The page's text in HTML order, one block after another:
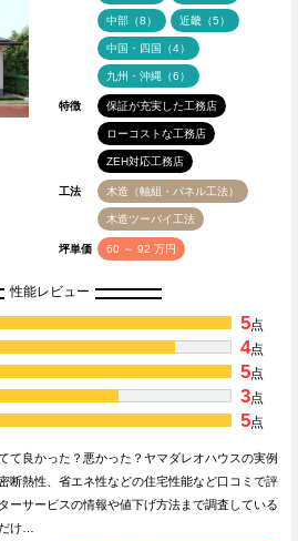
中部（8） 近畿（5）
中国・四国（4）
九州・沖縄（6）
特徴 保証が充実した工務店
ローコストな工務店
ZEH対応工務店
工法 木造（軸組・パネル工法）
木造ツーバイ工法
坪単価 60 ～ 92 万円
性能レビュー
5点
4点
5点
3点
5点
て良かった？悪かった？ヤマダレオハウスの実例
断熱性、省エネ性などの住宅性能など口コミで評
ーサービスの情報や値下げ方法まで調査している
け…